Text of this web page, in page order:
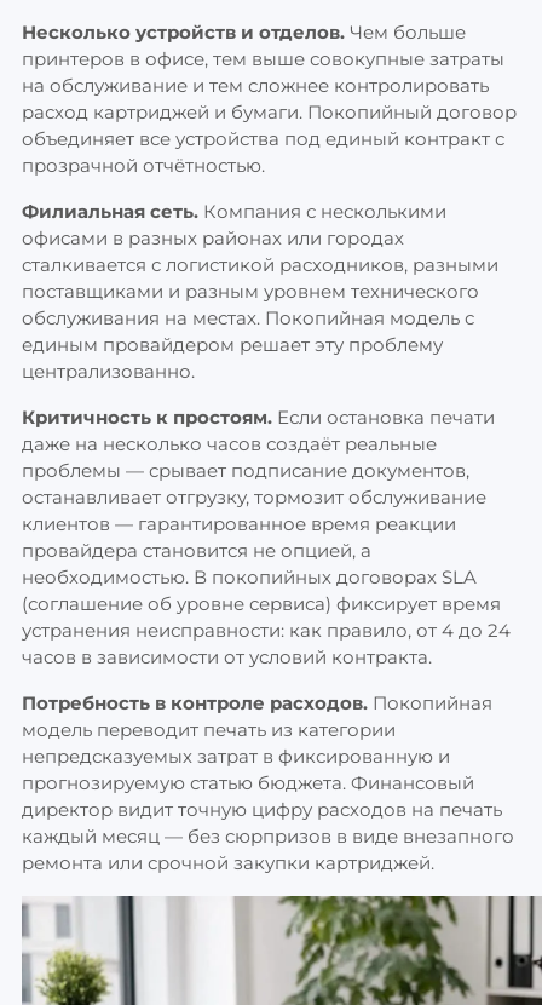
Несколько устройств и отделов. Чем больше
принтеров в офисе, тем выше совокупные затраты
на обслуживание и тем сложнее контролировать
расход картриджей и бумаги. Покопийный договор
объединяет все устройства под единый контракт с
прозрачной отчётностью.
Филиальная сеть. Компания с несколькими
офисами в разных районах или городах
сталкивается с логистикой расходников, разными
поставщиками и разным уровнем технического
обслуживания на местах. Покопийная модель с
единым провайдером решает эту проблему
централизованно.
Критичность к простоям. Если остановка печати
даже на несколько часов создаёт реальные
проблемы — срывает подписание документов,
останавливает отгрузку, тормозит обслуживание
клиентов — гарантированное время реакции
провайдера становится не опцией, а
необходимостью. В покопийных договорах SLA
(соглашение об уровне сервиса) фиксирует время
устранения неисправности: как правило, от 4 до 24
часов в зависимости от условий контракта.
Потребность в контроле расходов. Покопийная
модель переводит печать из категории
непредсказуемых затрат в фиксированную и
прогнозируемую статью бюджета. Финансовый
директор видит точную цифру расходов на печать
каждый месяц — без сюрпризов в виде внезапного
ремонта или срочной закупки картриджей.